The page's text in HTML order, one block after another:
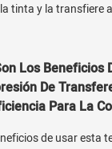
tinta y la transfiere
Los Beneficios
De
Para La
de usar esta